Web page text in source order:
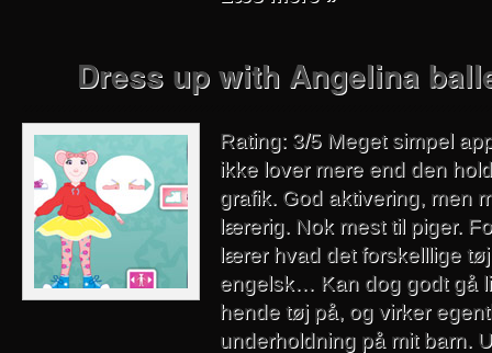
Dress up with Angelina
Rating: 3/5 Meget simpel
ikke lover mere end den
grafik. God aktivering, men
lærerig. Nok mest til piger.
lærer hvad det forskelllige
engelsk… Kan dog godt gå
hende tøj på, og virker
underholdning på mit barn.